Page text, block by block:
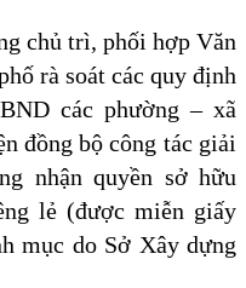
chủ trì, phối hợp Văn
rà soát các quy định
các phường – xã
đồng bộ công tác giải
nhận quyền sở hữu
lẻ (được miễn giấy
mục do Sở Xây dựng